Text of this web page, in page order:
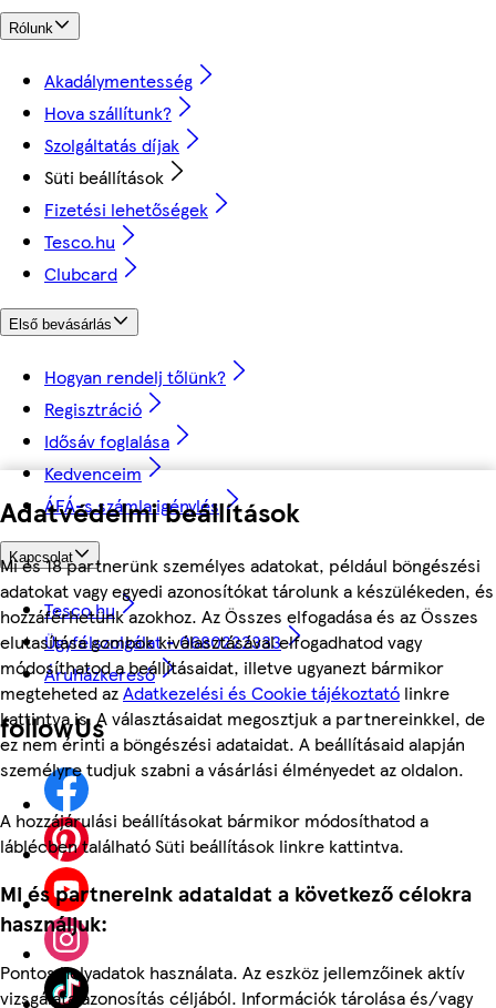
Adatvédelmi beállítások
Mi és 18 partnerünk személyes adatokat, például böngészési
adatokat vagy egyedi azonosítókat tárolunk a készülékeden, és
hozzáférhetünk azokhoz. Az Összes elfogadása és az Összes
elutasítása gombok kiválasztásával elfogadhatod vagy
módosíthatod a beállításaidat, illetve ugyanezt bármikor
megteheted azAdatkezelési és Cookie tájékoztató linkre
kattintva is. A választásaidat megosztjuk a partnereinkkel, de
ez nem érinti a böngészési adataidat. A beállításaid alapján
személyre tudjuk szabni a vásárlási élményedet az oldalon.
A hozzájárulási beállításokat bármikor módosíthatod a
láblécben található Süti beállítások linkre kattintva.
Mi és partnereink adataidat a következő célokra
használjuk:
Pontos helyadatok használata. Az eszköz jellemzőinek aktív
vizsgálata azonosítás céljából. Információk tárolása és/vagy
Rólunk
Akadálymentesség
Hova szállítunk?
Szolgáltatás díjak
Süti beállítások
Fizetési lehetőségek
Tesco.hu
Clubcard
Első bevásárlás
Hogyan rendelj tőlünk?
Regisztráció
Idősáv foglalása
Kedvenceim
ÁFÁ-s számla igénylés
Kapcsolat
Tesco.hu
Ügyfélszolgálat - 0680222333
Áruházkereső
followUs